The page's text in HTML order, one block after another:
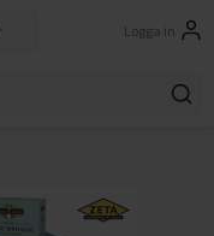
Logga in